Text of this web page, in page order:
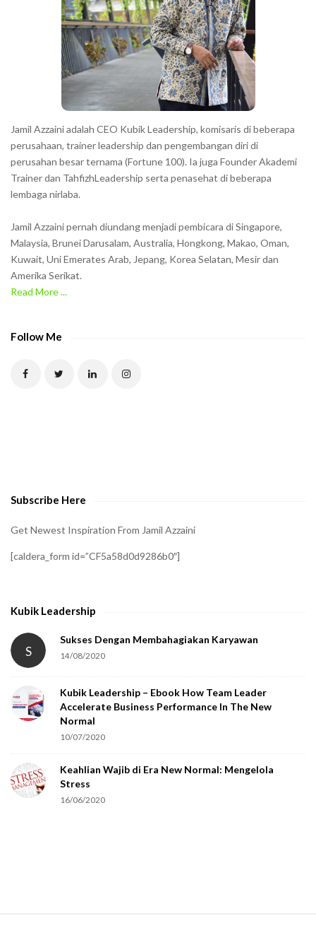
Jamil Azzaini adalah CEO Kubik Leadership, komisaris di beberapa
perusahaan, trainer leadership dan pengembangan diri di
perusahan besar ternama (Fortune 100). Ia juga Founder Akademi
Trainer dan TahfizhLeadership serta penasehat di beberapa
lembaga nirlaba.
Jamil Azzaini pernah diundang menjadi pembicara di Singapore,
Malaysia, Brunei Darusalam, Australia, Hongkong, Makao, Oman,
Kuwait, Uni Emerates Arab, Jepang, Korea Selatan, Mesir dan
Amerika Serikat.
Read More ...
Follow Me
Subscribe Here
Get Newest Inspiration From Jamil Azzaini
[caldera_form id=”CF5a58d0d9286b0″]
Kubik Leadership
S
Sukses Dengan Membahagiakan Karyawan
14/08/2020
Kubik Leadership – Ebook How Team Leader
Accelerate Business Performance In The New
Normal
10/07/2020
Keahlian Wajib di Era New Normal: Mengelola
Stress
16/06/2020